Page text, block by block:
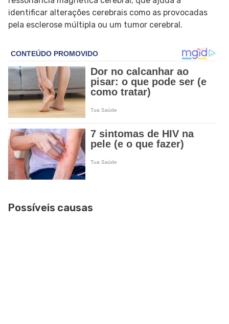
identificar alterações cerebrais como as provocadas
pela esclerose múltipla ou um tumor cerebral.
Possíveis causas